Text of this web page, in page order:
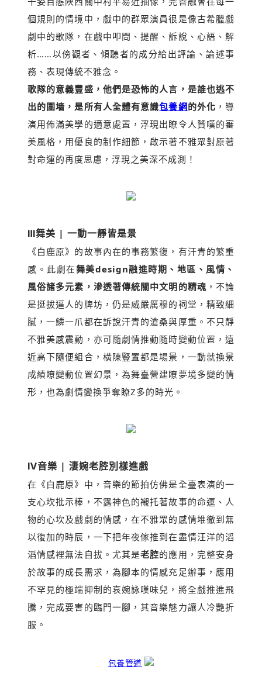
個規則的情境中，戲中的群眾演員很是像古希臘戲
劇中的歌隊，在戲中叩問、提醒、訴說、心語、解
析……以傍觀者、傾聽者的成分給出評論、論述事
務、表現傳統不雅念。
歌隊的意義豐盛，他們是恐怖的人言，是誰也逃不
出的圍墻，是所有人全體有意識包養網的外化 ，導
演用佈滿美學的適意處置，浮現出瞭令人贊嘆的審
美風格，用優良的制作細節，啟示著不雅眾對原著
對命運的再度思慮，浮現之美深不成測！
Ⅲ舞美 | 一動一靜皆是景
《白鹿原》的故事內在的事務繁復，有汗青的繁重
感。此劇在舞美design融進時期、地區、風情、
風俗諸多元素，滲透著傳統關中文明的精魂 ，不論
是挺拔逼人的牌坊，仍是威嚴厲穆的祠堂，精致細
膩，一鱗一爪都在訴說汗青的滄桑與厚重。不只靜
不雅美感震動，亦可隨劇情推動隨時變動位置，遠
近高下隨便組合，橫陳豎置都是場景，一動就換景
成績瞭變動位置幻景，為舞臺營建瞭夢境多變的情
形，也為劇情變換爭奪瞭Z多的時光。
Ⅳ音樂 | 淒婉老腔別樣進戲
在《白鹿原》中，音樂的節拍仿佛是全臺表演的一
支心坎批示棒，不露神色的襯托著故事的命運、人
物的心坎及戲劇的情感，在不雅眾的感情堆徹到無
以復加的時辰，一下把年夜傢推到在盡情汪洋的滔
滔情感裡無法自拔。尤其是老腔的應用，完整安身
於故事的成長需求，為腳本的情感充足辦事，應用
不罕見的極端抑制的哀婉詠嘆味兒，將全戲推進飛
騰，完成要害的臨門一腳，其音樂魅力讓人冷艷折
服。
包養管道